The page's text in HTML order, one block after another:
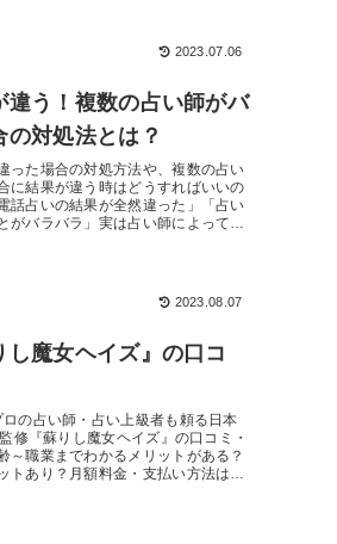
2023.07.06
違う！複数の占い師がバ
の対処法とは？
った場合の対処方法や、複数の占い
に結果が違う時はどうすればいいの
話占いの結果が全然違った」「占い
がバラバラ」実は占い師によって結
2023.08.07
魔女ヘイズ』の口コ
の占い師・占い上級者も頼る日本
修『蘇りし魔女ヘイズ』の口コミ・
～職業までわかるメリットがある？
トあり？月額料金・支払い方法は？